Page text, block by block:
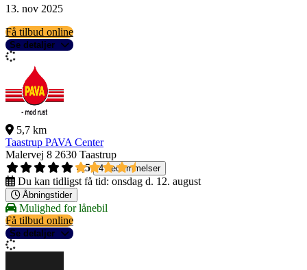
13. nov 2025
Få tilbud online
Se detaljer
5,7 km
Taastrup PAVA Center
Malervej 8 2630 Taastrup
4,5
4 bedømmelser
Du kan tidligst få tid: onsdag d. 12. august
Åbningstider
Mulighed for lånebil
Få tilbud online
Se detaljer